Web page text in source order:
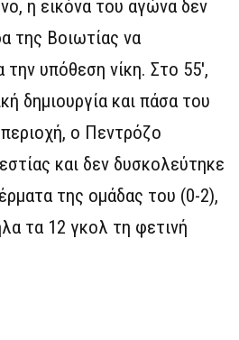
η εικόνα του αγώνα δεν
της Βοιωτίας να
την υπόθεση νίκη. Στο 55′,
δημιουργία και πάσα του
ο Πεντρόζο
και δεν δυσκολεύτηκε
της ομάδας του (0-2),
τα 12 γκολ τη φετινή